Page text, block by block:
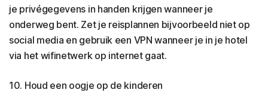
je privégegevens in handen krijgen wanneer je
onderweg bent. Zet je reisplannen bijvoorbeeld niet op
social media en gebruik een VPN wanneer je in je hotel
via het wifinetwerk op internet gaat.
10. Houd een oogje op de kinderen